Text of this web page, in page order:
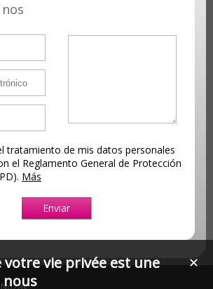
tratamiento de mis datos personales
el Reglamento General de Protección
Más
✕
votre vie privée est une